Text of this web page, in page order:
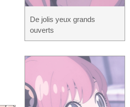
De jolis yeux grands
ouverts